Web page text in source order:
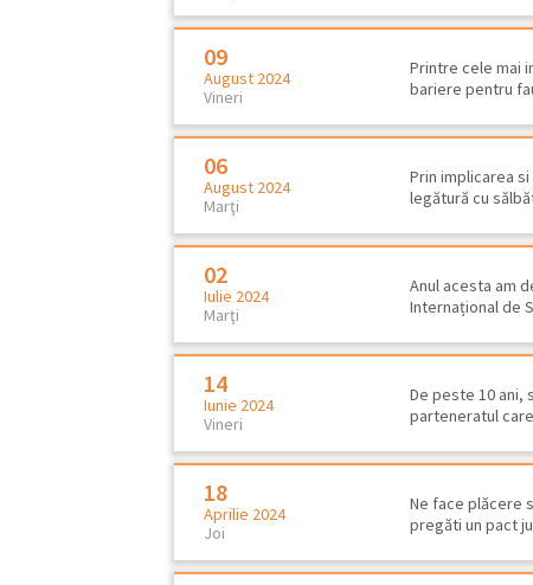
Plan de management şi studii
de biodiversitate…
09
August 2024
Vineri
Printre cele mai
bariere pentru
06
August 2024
Marţi
Prin implicarea
legătură cu
02
Iulie 2024
Marţi
Anul acesta am
Internațional de
14
Iunie 2024
Vineri
De peste 10 ani,
parteneratul
18
Aprilie 2024
Joi
Ne face plăcere
pregăti un pact